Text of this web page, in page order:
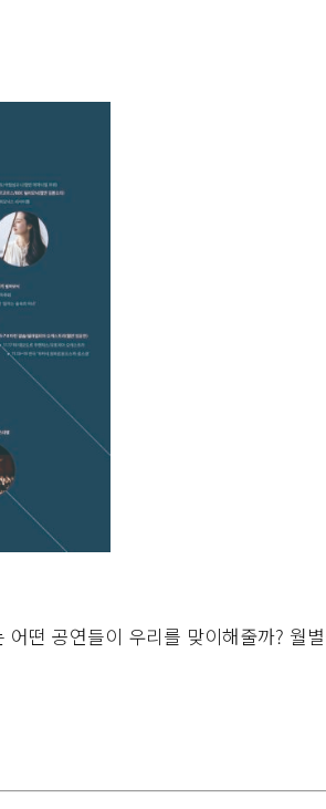
떤 공연들이 우리를 맞이해줄까? 월별